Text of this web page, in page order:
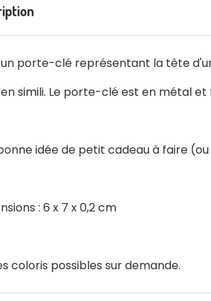
un porte-clé représentant la tête
simili. Le porte-clé est en métal
idée de petit cadeau à faire
: 6 x 7 x 0,2 cm
coloris possibles sur demande.